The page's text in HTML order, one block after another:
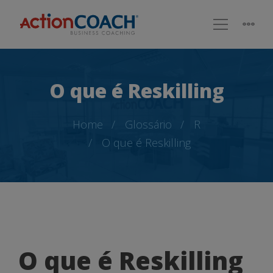
O que é Reskilling
Home Glossário
R
O que é Reskilling
O
O que é Reskilling